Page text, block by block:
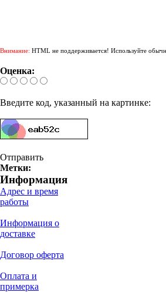
Внимание: HTML не поддерживается! Используйте
Оценка:
Введите код, указанный на картинке:
Отправить
Метки:
Информация
Адрес и время
работы
Информация о
доставке
Договор оферта
Оплата и
примерка